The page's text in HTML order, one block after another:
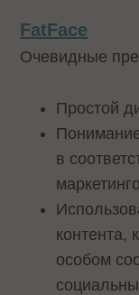
FatFace
Очевидные
Простой
в
контента,
особом